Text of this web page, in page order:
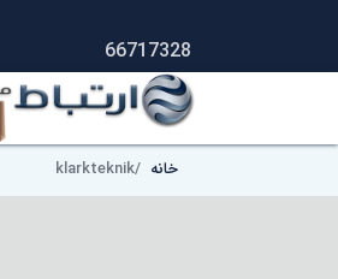
66717328
خانه klarkteknik